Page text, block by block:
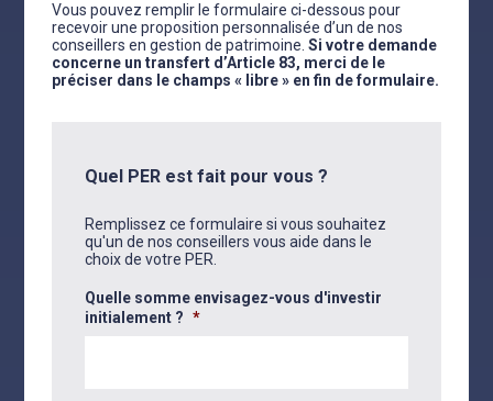
Vous pouvez remplir le formulaire ci-dessous pour
recevoir une proposition personnalisée d’un de nos
conseillers en gestion de patrimoine.Si votre demande
concerne un transfert d’Article 83, merci de le
préciser dans le champs « libre » en fin de formulaire.
Quel PER est fait pour vous ?
Remplissez ce formulaire si vous souhaitez
qu'un de nos conseillers vous aide dans le
choix de votre PER.
Quelle somme envisagez-vous d'investir
initialement ? *